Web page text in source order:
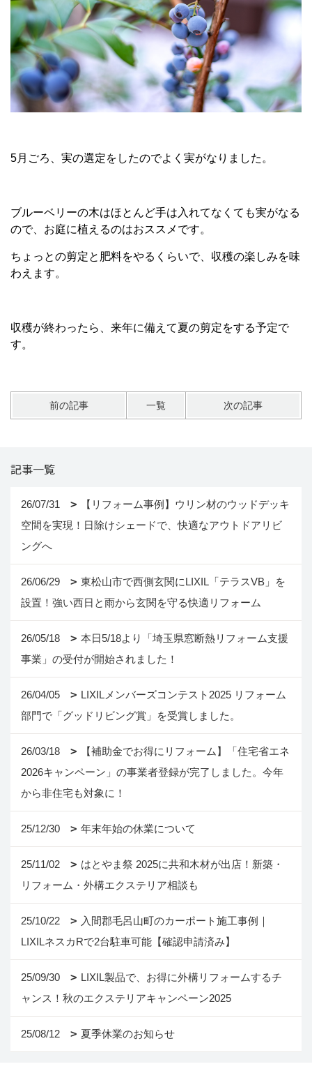
5月ごろ、実の選定をしたのでよく実がなりました。
ブルーベリーの木はほとんど手は入れてなくても実がなる
ので、お庭に植えるのはおススメです。
ちょっとの剪定と肥料をやるくらいで、収穫の楽しみを味
わえます。
収穫が終わったら、来年に備えて夏の剪定をする予定で
す。
前の記事 一覧 次の記事
記事一覧
26/07/31
【リフォーム事例】ウリン材のウッドデッキ
空間を実現！日除けシェードで、快適なアウトドアリビ
ングへ
26/06/29
東松山市で西側玄関にLIXIL「テラスVB」を
設置！強い西日と雨から玄関を守る快適リフォーム
26/05/18
本日5/18より「埼玉県窓断熱リフォーム支援
事業」の受付が開始されました！
26/04/05
LIXILメンバーズコンテスト2025 リフォーム
部門で「グッドリビング賞」を受賞しました。
26/03/18
【補助金でお得にリフォーム】「住宅省エネ
2026キャンペーン」の事業者登録が完了しました。今年
から非住宅も対象に！
25/12/30 年末年始の休業について
25/11/02
はとやま祭 2025に共和木材が出店！新築・
リフォーム・外構エクステリア相談も
25/10/22
入間郡毛呂山町のカーポート施工事例｜
LIXILネスカRで2台駐車可能【確認申請済み】
25/09/30
LIXIL製品で、お得に外構リフォームするチ
ャンス！秋のエクステリアキャンペーン2025
25/08/12 夏季休業のお知らせ